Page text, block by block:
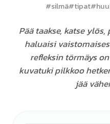
#silmä#tipat#
Pää taakse, katse
haluaisi
refleksin törmäys
kuvatuki pilkkoo
jää